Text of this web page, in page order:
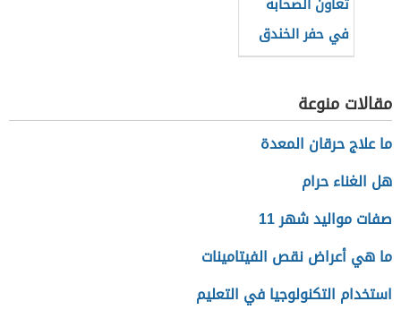
في حفر الخندق
مقالات منوعة
ما علاج حرقان المعدة
هل الغناء حرام
صفات مواليد شهر 11
ما هي أعراض نقص الفيتامينات
استخدام التكنولوجيا في التعليم